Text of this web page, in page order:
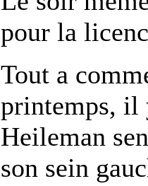
pour la
Tout a
printemps, il
Heileman
son sein